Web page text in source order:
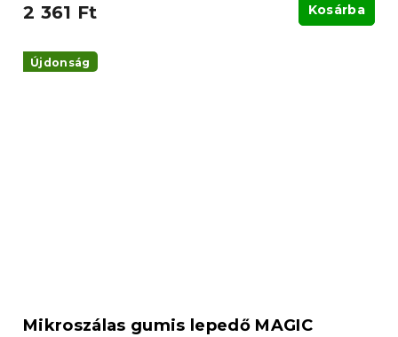
2 361 Ft Kosárba
Újdonság
Mikroszálas gumis lepedő MAGIC